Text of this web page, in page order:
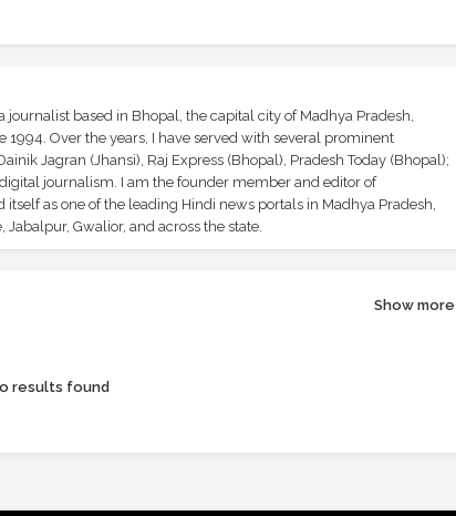
based in Bhopal, the capital city of Madhya Pradesh,
Over the years, I have served with several prominent
Jagran (Jhansi), Raj Express (Bhopal), Pradesh Today (Bhopal);
journalism. I am the founder member and editor of
as one of the leading Hindi news portals in Madhya Pradesh,
Gwalior, and across the state.
Show more
results found